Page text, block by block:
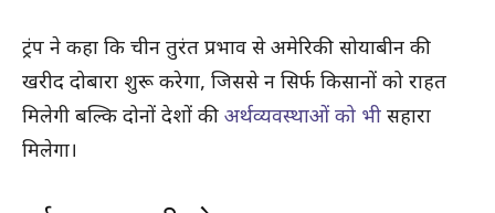
ट्रंप ने कहा कि चीन तुरंत प्रभाव से अमेरिकी सोयाबीन की
खरीद दोबारा शुरू करेगा, जिससे न सिर्फ किसानों को राहत
मिलेगी बल्कि दोनों देशों की अर्थव्यवस्थाओं को भी सहारा
मिलेगा।